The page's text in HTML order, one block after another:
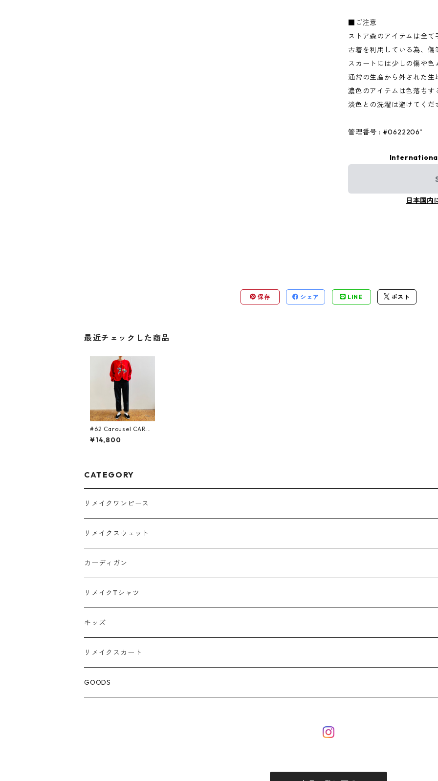
■ご注意
ストア森のアイテムは全て
古着を利用している為、傷
スカートには少しの傷や色
通常の生産から外された生
濃色のアイテムは色落ち
淡色との洗濯は避けてくだ
管理番号 : #0622206"
日本国内
保存 シェア LINE ポスト
最近チェックした商品
#62 Carousel CARDI
GAN
¥14,800
CATEGORY
リメイクワンピース
Tシャツ
スウェット
ポロシャツ
リメイクスウェット
カーディガン
リメイクTシャツ
キッズ
リメイクスカート
GOODS